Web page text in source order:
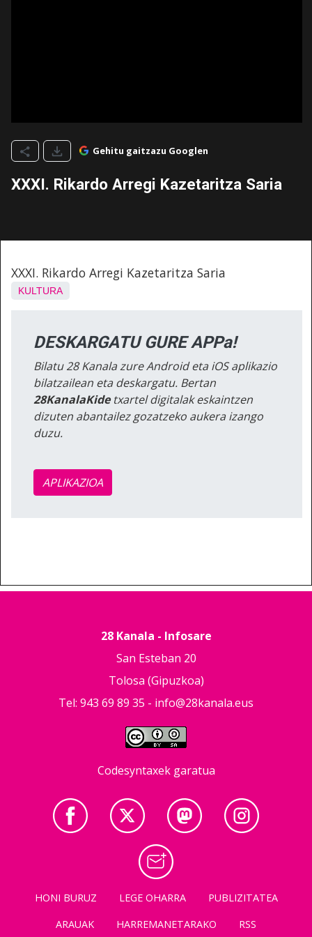
Gehitu gaitzazu Googlen
XXXI. Rikardo Arregi Kazetaritza Saria
XXXI. Rikardo Arregi Kazetaritza Saria
KULTURA
DESKARGATU GURE APPa!
Bilatu 28 Kanala zure Android eta iOS aplikazio
bilatzailean eta deskargatu. Bertan
28KanalaKidetxartel digitalak eskaintzen
dizuten abantailez gozatzeko aukera izango
duzu.
APLIKAZIOA
28 Kanala - Infosare
San Esteban 20
Tolosa (Gipuzkoa)
Tel: 943 69 89 35 - info@28kanala.eus
Codesyntaxek garatua
HONI BURUZ LEGE OHARRA
PUBLIZITATEA
ARAUAK
HARREMANETARAKO RSS